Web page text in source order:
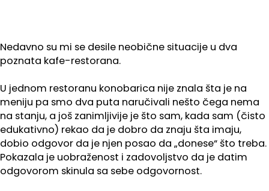
Nedavno su mi se desile neobične situacije u dva
poznata kafe-restorana.
U jednom restoranu konobarica nije znala šta je na
meniju pa smo dva puta naručivali nešto čega nema
na stanju, a još zanimljivije je što sam, kada sam (čisto
edukativno) rekao da je dobro da znaju šta imaju,
dobio odgovor da je njen posao da „donese“ što treba.
Pokazala je uobraženost i zadovoljstvo da je datim
odgovorom skinula sa sebe odgovornost.